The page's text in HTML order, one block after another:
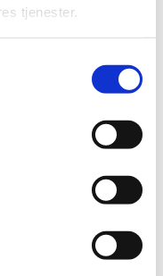
tjenester.